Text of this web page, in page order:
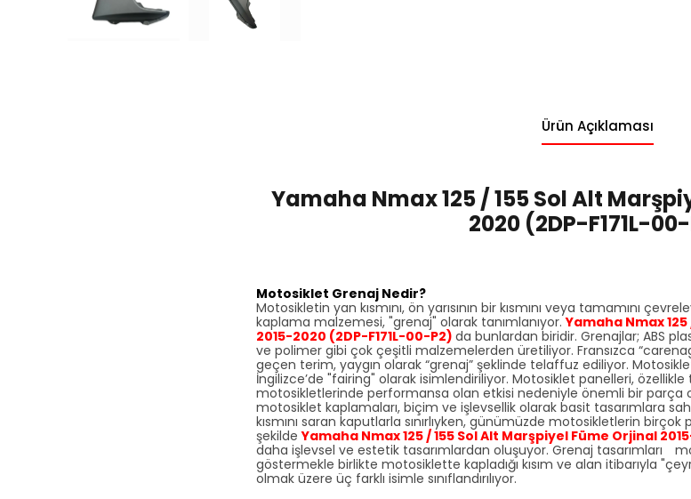
Ürün Açıklaması
Yamaha Nmax 125 / 155 Sol Alt
2020 (2DP-F171L-
Motosiklet Grenaj Nedir?
Motosikletin yan kısmını, ön yarısının bir kısmını veya tamamını
kaplama malzemesi, "grenaj" olarak tanımlanıyor.Yamaha Nmax
2015-2020 (2DP-F171L-00-P2) da bunlardan biridir. Grenajlar; ABS
ve polimer gibi çok çeşitli malzemelerden üretiliyor. Fransızca
geçen terim, yaygın olarak “grenaj” şeklinde telaffuz ediliyor.
İngilizce’de "fairing" olarak isimlendiriliyor. Motosiklet panelleri,
motosikletlerinde performansa olan etkisi nedeniyle önemli bir parça
motosiklet kaplamaları, biçim ve işlevsellik olarak basit tasarımlara
kısmını saran kaputlarla sınırlıyken, günümüzde motosikletlerin
şekildeYamaha Nmax 125 / 155 Sol Alt Marşpiyel Füme Orjinal
daha işlevsel ve estetik tasarımlardan oluşuyor. Grenaj tasarımları
göstermekle birlikte motosiklette kapladığı kısım ve alan itibarıyla
olmak üzere üç farklı isimle sınıflandırılıyor.